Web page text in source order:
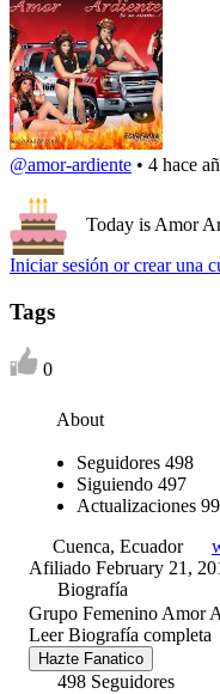
@amor-ardiente • 4 hace
Today is Amor
Iniciar sesión or crear una
Tags
0
About
Seguidores 498
Siguiendo 497
Actualizaciones 99
Cuenca, Ecuador
Afiliado February 21,
Biografía
Grupo Femenino Amor
Leer Biografía completa
Hazte Fanatico
498 Seguidores